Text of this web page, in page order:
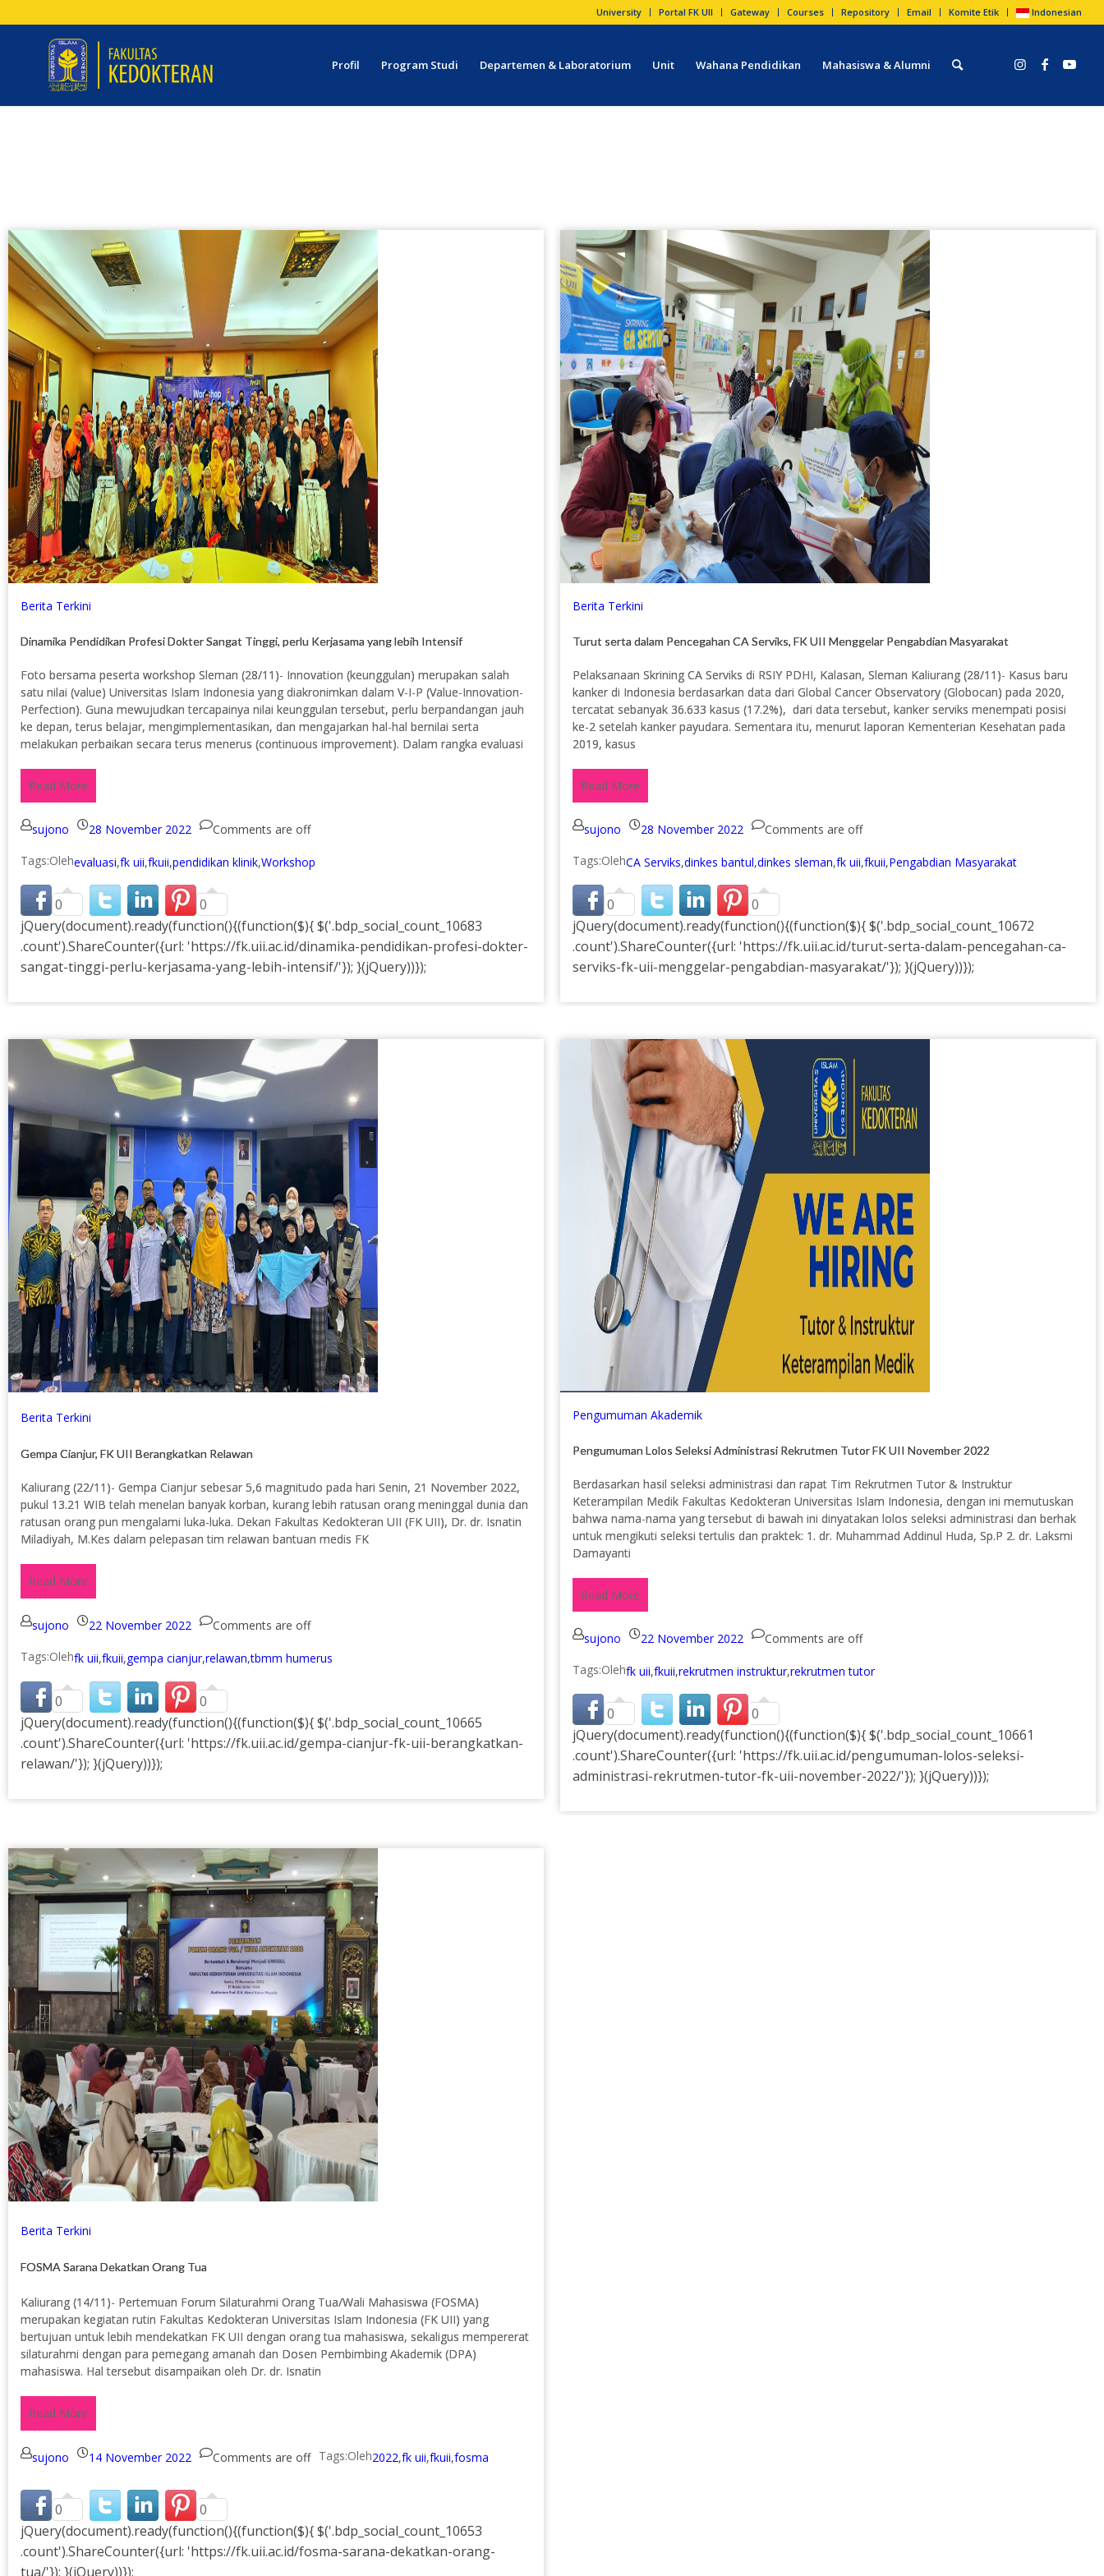
University Portal FK UII Gateway Courses Repository Email Komite Etik Indonesian
Profil Program Studi Departemen & Laboratorium Unit Wahana Pendidikan Mahasiswa & Alumni
Berita Terkini
Dinamika Pendidikan Profesi Dokter Sangat Tinggi, perlu Kerjasama yang lebih Intensif
Foto bersama peserta workshop Sleman (28/11)- Innovation (keunggulan) merupakan salah
satu nilai (value) Universitas Islam Indonesia yang diakronimkan dalam V-I-P (Value-Innovation-
Perfection). Guna mewujudkan tercapainya nilai keunggulan tersebut, perlu berpandangan jauh
ke depan, terus belajar, mengimplementasikan, dan mengajarkan hal-hal bernilai serta
melakukan perbaikan secara terus menerus (continuous improvement). Dalam rangka evaluasi
Read More
sujono 28 November 2022
Comments are off
Tags:
evaluasi,fk uii,fkuii,pendidikan klinik,Workshop
0 0
Berita Terkini
Turut serta dalam Pencegahan CA Serviks, FK UII Menggelar Pengabdian Masyarakat
Pelaksanaan Skrining CA Serviks di RSIY PDHI, Kalasan, Sleman Kaliurang (28/11)- Kasus baru
kanker di Indonesia berdasarkan data dari Global Cancer Observatory (Globocan) pada 2020,
tercatat sebanyak 36.633 kasus (17.2%), dari data tersebut, kanker serviks menempati posisi
ke-2 setelah kanker payudara. Sementara itu, menurut laporan Kementerian Kesehatan pada
2019, kasus
Read More
sujono 28 November 2022
Comments are off
Tags:
CA Serviks,dinkes bantul,dinkes sleman,fk uii,fkuii,Pengabdian Masyarakat
0 0
Berita Terkini
Gempa Cianjur, FK UII Berangkatkan Relawan
Kaliurang (22/11)- Gempa Cianjur sebesar 5,6 magnitudo pada hari Senin, 21 November 2022,
pukul 13.21 WIB telah menelan banyak korban, kurang lebih ratusan orang meninggal dunia dan
ratusan orang pun mengalami luka-luka. Dekan Fakultas Kedokteran UII (FK UII), Dr. dr. Isnatin
Miladiyah, M.Kes dalam pelepasan tim relawan bantuan medis FK
Read More
sujono 22 November 2022 Comments are off
Tags: fk uii,fkuii,gempa cianjur,relawan,tbmm humerus
0 0
Pengumuman Akademik
Pengumuman Lolos Seleksi Administrasi Rekrutmen Tutor FK UII November 2022
Berdasarkan hasil seleksi administrasi dan rapat Tim Rekrutmen Tutor & Instruktur
Keterampilan Medik Fakultas Kedokteran Universitas Islam Indonesia, dengan ini memutuskan
bahwa nama-nama yang tersebut di bawah ini dinyatakan lolos seleksi administrasi dan berhak
untuk mengikuti seleksi tertulis dan praktek: 1. dr. Muhammad Addinul Huda, Sp.P 2. dr. Laksmi
Damayanti
Read More
sujono 22 November 2022
Comments are off
Tags:
fk uii,fkuii,rekrutmen instruktur,rekrutmen tutor
0 0
Berita Terkini
FOSMA Sarana Dekatkan Orang Tua
Kaliurang (14/11)- Pertemuan Forum Silaturahmi Orang Tua/Wali Mahasiswa (FOSMA)
merupakan kegiatan rutin Fakultas Kedokteran Universitas Islam Indonesia (FK UII) yang
bertujuan untuk lebih mendekatkan FK UII dengan orang tua mahasiswa, sekaligus mempererat
silaturahmi dengan para pemegang amanah dan Dosen Pembimbing Akademik (DPA)
mahasiswa. Hal tersebut disampaikan oleh Dr. dr. Isnatin
Read More
sujono 14 November 2022 Comments are off Tags: 2022,fk uii,fkuii,fosma
0 0